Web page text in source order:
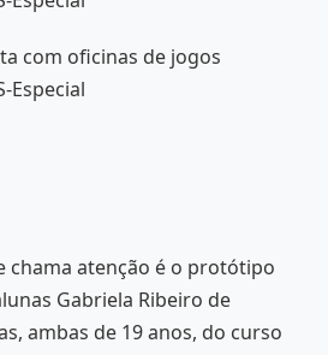
com oficinas de jogos
Especial
chama atenção é o protótipo
Gabriela Ribeiro de
ambas de 19 anos, do curso